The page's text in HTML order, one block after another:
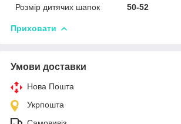
Розмір дитячих шапок
50-52
Приховати
Умови доставки
Нова Пошта
Укрпошта